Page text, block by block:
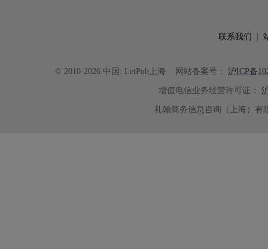
联系我们
© 2010-2026 中国: LetPub上海 网站备案号： 沪ICP备
增值电信业务经营许可证：
礼翰商务信息咨询（上海）